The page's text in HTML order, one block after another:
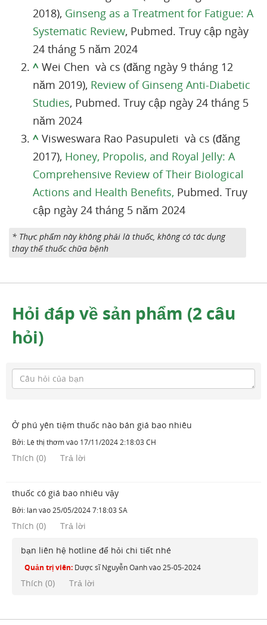
2018), Ginseng as a Treatment for Fatigue: A
Systematic Review, Pubmed. Truy cập ngày
24 tháng 5 năm 2024
^ Wei Chen và cs (đăng ngày 9 tháng 12
năm 2019), Review of Ginseng Anti-Diabetic
Studies, Pubmed. Truy cập ngày 24 tháng 5
năm 2024
^ Visweswara Rao Pasupuleti và cs (đăng
2017), Honey, Propolis, and Royal Jelly: A
Comprehensive Review of Their Biological
Actions and Health Benefits, Pubmed. Truy
cập ngày 24 tháng 5 năm 2024
* Thực phẩm này không phải là thuốc, không có tác dụng
thay thế thuốc chữa bệnh
Hỏi đáp về sản phẩm (2 câu
hỏi)
Ở phú yên tiệm thuốc nào bán giá bao nhiêu
Bởi: Lê thị thơmvào 17/11/2024 2:18:03 CH
Thích (0) Trả lời
thuốc có giá bao nhiêu vậy
Bởi: lanvào25/05/2024 7:18:03 SA
Thích (0) Trả lời
bạn liên hệ hotline để hỏi chi tiết nhé
Quản trị viên: Dược sĩ Nguyễn Oanhvào25-05-2024
Thích (0) Trả lời